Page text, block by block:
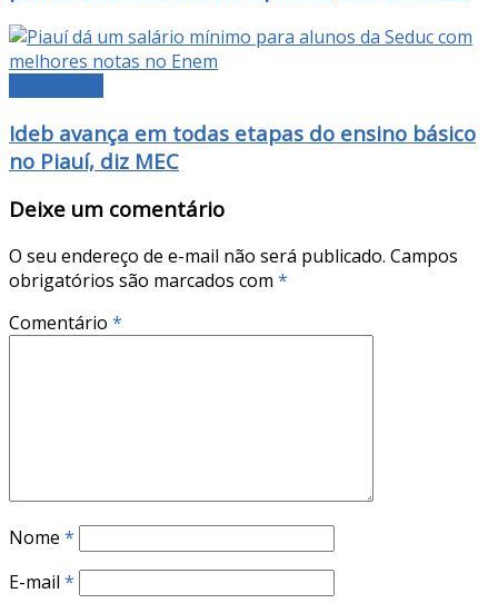
Ideb avança em todas etapas do ensino básico
no Piauí, diz MEC
Deixe um comentário
O seu endereço de e-mail não será publicado. Campos
obrigatórios são marcados com *
Comentário *
Nome *
E-mail *